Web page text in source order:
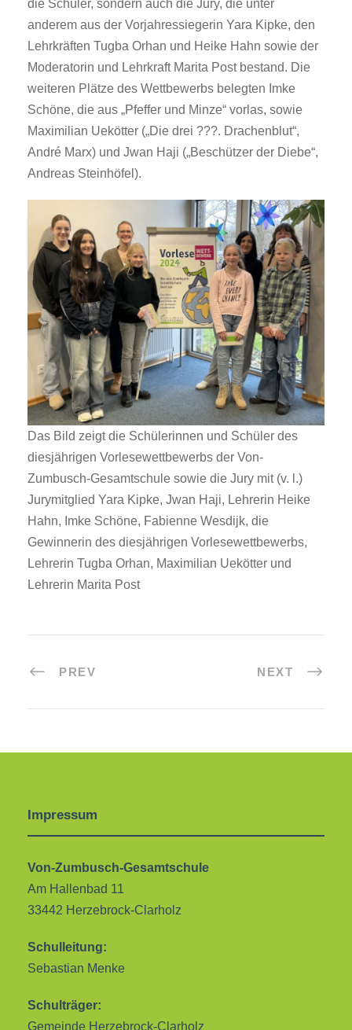
die Schüler, sondern auch die Jury, die unter
anderem aus der Vorjahressiegerin Yara Kipke, den
Lehrkräften Tugba Orhan und Heike Hahn sowie der
Moderatorin und Lehrkraft Marita Post bestand. Die
weiteren Plätze des Wettbewerbs belegten Imke
Schöne, die aus „Pfeffer und Minze“ vorlas, sowie
Maximilian Uekötter („Die drei ???. Drachenblut“,
André Marx) und Jwan Haji („Beschützer der Diebe“,
Andreas Steinhöfel).
Das Bild zeigt die Schülerinnen und Schüler des
diesjährigen Vorlesewettbewerbs der Von-
Zumbusch-Gesamtschule sowie die Jury mit (v. l.)
Jurymitglied Yara Kipke, Jwan Haji, Lehrerin Heike
Hahn, Imke Schöne, Fabienne Wesdijk, die
Gewinnerin des diesjährigen Vorlesewettbewerbs,
Lehrerin Tugba Orhan, Maximilian Uekötter und
Lehrerin Marita Post
PREV NEXT
Impressum
Von-Zumbusch-Gesamtschule
Am Hallenbad 11
33442 Herzebrock-Clarholz
Schulleitung:
Sebastian Menke
Schulträger:
Gemeinde Herzebrock-Clarholz